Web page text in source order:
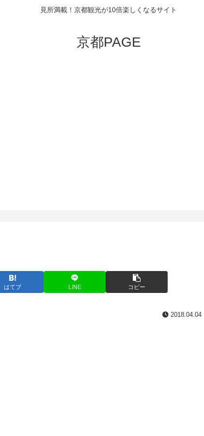
見所満載！京都観光が10倍楽しくなるサイト
京都PAGE
はてブ LINE コピー
2018.04.04